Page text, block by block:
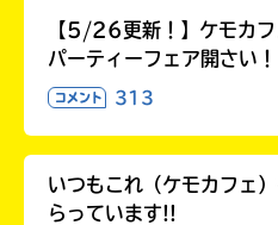
【5/26更新！】ケモカフ
パーティーフェア開さい！
コメント 313
いつもこれ（ケモカフェ
らっています!!